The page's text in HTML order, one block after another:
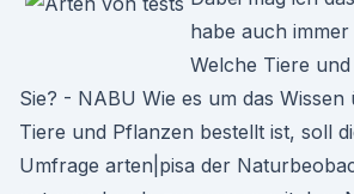
habe auch
Welche Tiere
Sie? - NABU Wie es um das Wissen
Tiere und Pflanzen bestellt ist, soll
Umfrage arten|pisa der